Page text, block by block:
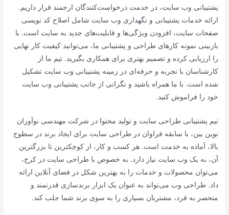
پشتیبانی وب سایت، در خدمت درخواست‌کنندگان ارجمند قرار داریم.
ارائه خدمات پشتیبانی و نگهداری وب سایت شامل اصلاح کد نویسی
صفحات سایت، افزودن ویژگی‌ها و قابلیت‌های جدید به سایت است. با
بازبینی نمونه کارهای طراحی و پشتیبانی ما، می‌توانید کیفیت کار نهایی
را ارزیابی کرده و تصمیم بهتری برای همکاری بگیرید. تیم ما از
کارشناسان با تجربه و حرفه‌ای در زمینه پشتیبانی وب سایت تشکیل
شده است. با ما همراه باشید و نگرانی از جانب پشتیبانی وب سایت
خود را فراموش کنید.
تیم پشتیبانی طراحی سایت و تولید محتوا در شرکت مهندسی نوآوران
نوین بین، با سابقه فراوان در طراحی سایت برای ایجاد برند در سطوح
بالا، آماده به خدمت است. هر کسب و کار، از کوچکترین تا بزرگترین
آن، به یک وب سایت نیاز دارد. به خصوص با طراحی سایت در کرج،
می‌توان محصولات و خدمات را به بهترین شکل در فضای آنلاین ارائه
داد. طراحی وب می‌تواند به عنوان یک ابزار برندسازی قدرتمند و
منحصر به فرد، مشتریان بسیاری را به سوی برند شما جلب کند.